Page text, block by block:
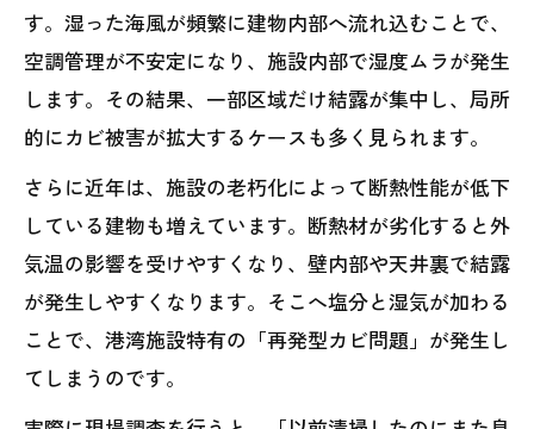
す。湿った海風が頻繁に建物内部へ流れ込むことで、
空調管理が不安定になり、施設内部で湿度ムラが発生
します。その結果、一部区域だけ結露が集中し、局所
的にカビ被害が拡大するケースも多く見られます。
さらに近年は、施設の老朽化によって断熱性能が低下
している建物も増えています。断熱材が劣化すると外
気温の影響を受けやすくなり、壁内部や天井裏で結露
が発生しやすくなります。そこへ塩分と湿気が加わる
ことで、港湾施設特有の「再発型カビ問題」が発生し
てしまうのです。